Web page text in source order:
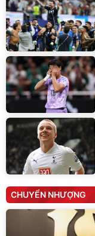
CHUYỂN NHƯỢNG